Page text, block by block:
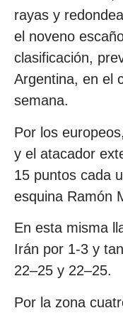
rayas y
el noveno
clasificación,
Argentina, en el
semana.
Por los
y el atacador
15 puntos cada
esquina Ramón
En esta misma
Irán por 1-3 y
22–25 y 22–25.
Por la zona